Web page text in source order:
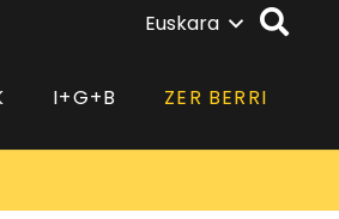
Euskara
I+G+B ZER BERRI